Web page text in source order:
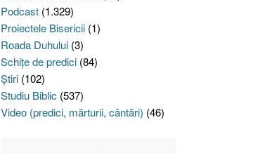
Podcast(1.329)
Proiectele Bisericii(1)
Roada Duhului(3)
Schiţe de predici(84)
Ştiri(102)
Studiu Biblic (537)
Video (predici, mărturii, cântări) (46)